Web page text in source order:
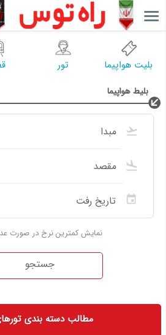
بلیت هواپیما تور
بلیط هواپیما
نمایش کمترین نرخ در صورت
جستجو
مطالب دسته بندی